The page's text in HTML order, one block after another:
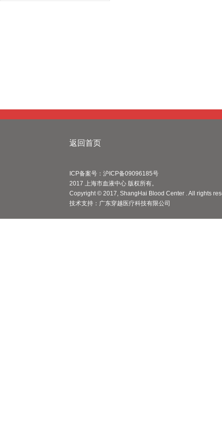
返回首页
ICP备案号：沪ICP备09096185号
2017 上海市血液中心 版权所有。
Copyright © 2017, ShangHai Blood Center . All rights
技术支持： 广东穿越医疗科技有限公司